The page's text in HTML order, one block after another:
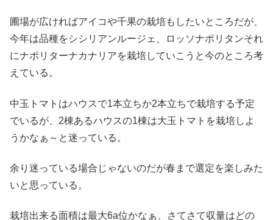
圃場が広ければアイコや千果の栽培もしたいところだが、
今年は品種をシシリアンルージェ、ロッソナポリタンそれ
にナポリターナカナリアを栽培していこうと今のところ考
えている。
中玉トマトはハウスで1本立ちか2本立ちで栽培する予定
でいるが、2棟あるハウスの1棟は大玉トマトを栽培しよ
うかなぁ～と迷っている。
余り迷っている場合じゃないのだが春まで選定を楽しみた
いと思っている。
栽培出来る面積は最大6a位かなぁ、さてさて収量はどの